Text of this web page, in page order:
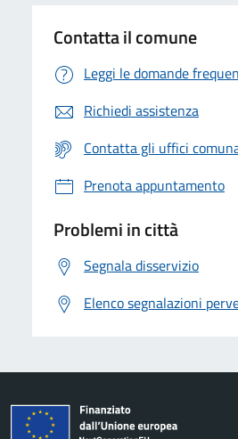
Contatta il comune
Leggi le domande
Richiedi assistenza
Contatta gli uffici
Prenota appuntamento
Problemi in città
Segnala disservizio
Elenco segnalazioni